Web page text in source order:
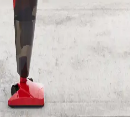
W Kule Tipi Karbon
ve Taşınabilir Çözüm
güç ile küçük alanlar için tasarlanmış,
infrared ısıtıcıdır. Hafif ve şık
sağlar.
ve Powercore 10000
Taşınabilir Şarj Cihazı Sizin